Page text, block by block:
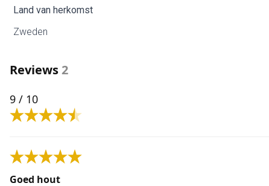
Land van herkomst
Zweden
Reviews2
9 / 10
Goed hout